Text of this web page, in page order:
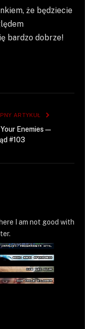
że będziecie
bardzo dobrze!
ARTYKUŁ
Enemies —
#103
I am not good with